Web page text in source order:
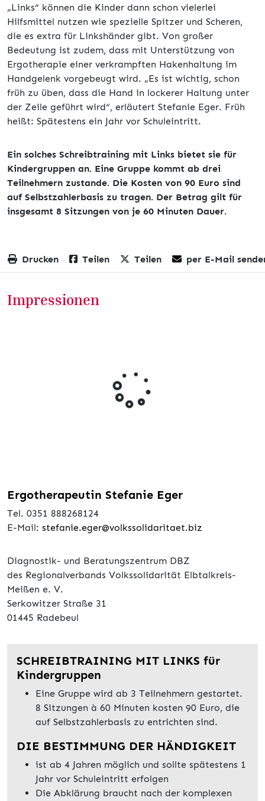
„Links“ können die Kinder dann schon vielerlei
Hilfsmittel nutzen wie spezielle Spitzer und Scheren,
die es extra für Linkshänder gibt. Von großer
Bedeutung ist zudem, dass mit Unterstützung von
Ergotherapie einer verkrampften Hakenhaltung im
Handgelenk vorgebeugt wird. „Es ist wichtig, schon
früh zu üben, dass die Hand in lockerer Haltung unter
der Zeile geführt wird“, erläutert Stefanie Eger. Früh
heißt: Spätestens ein Jahr vor Schuleintritt.
Ein solches Schreibtraining mit Links bietet sie für
Kindergruppen an. Eine Gruppe kommt ab drei
Teilnehmern zustande. Die Kosten von 90 Euro sind
auf Selbstzahlerbasis zu tragen. Der Betrag gilt für
insgesamt 8 Sitzungen von je 60 Minuten Dauer.
Drucken Teilen Teilen per E-Mail
Impressionen
Ergotherapeutin Stefanie Eger
Tel. 0351 888268124
E-Mail: stefanie.eger@volkssolidaritaet.biz
Diagnostik- und Beratungszentrum DBZ
des Regionalverbands Volkssolidarität Elbtalkreis-
Meißen e. V.
Serkowitzer Straße 31
01445 Radebeul
SCHREIBTRAINING MIT LINKS für
Kindergruppen
Eine Gruppe wird ab 3 Teilnehmern gestartet.
8 Sitzungen à 60 Minuten kosten 90 Euro, die
auf Selbstzahlerbasis zu entrichten sind.
DIE BESTIMMUNG DER HÄNDIGKEIT
ist ab 4 Jahren möglich und sollte spätestens 1
Jahr vor Schuleintritt erfolgen
Die Abklärung braucht nach der komplexen